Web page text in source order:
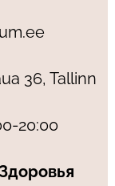
36, Tallinn
20:00